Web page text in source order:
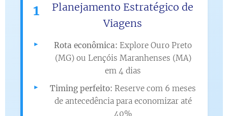
1
Planejamento Estratégico de
Viagens
Rota econômica: Explore Ouro Preto
(MG) ou Lençóis Maranhenses (MA)
em 4 dias
Timing perfeito: Reserve com 6 meses
de antecedência para economizar até
40%